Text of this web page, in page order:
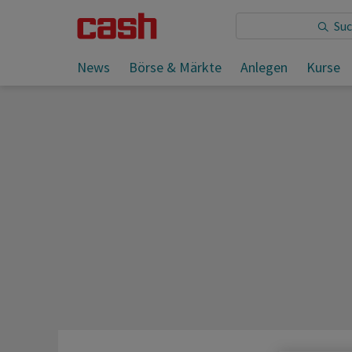
News Börse & Märkte Anlegen Kurse
Sie lesen: